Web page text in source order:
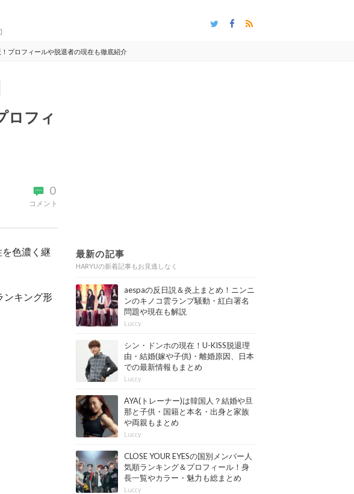
プロフィールや脱退者の現在も徹底紹介
ロフィ
0
コメント
色濃く継
ンキング形
最新の記事
HARYUの新着記事もお見逃しなく
aespaの反日説＆炎上まとめ！ニンニ
ンのキノコ雲ランプ騒動・紅白署名
問題や現在も解説
Luccy
シン・ドンホの現在！U-KISS脱退理
由・結婚(嫁や子供)・離婚原因、日本
での最新情報もまとめ
Luccy
AYA(トレーナー)は韓国人？結婚や旦
那と子供・国籍と本名・出身と家族
や両親もまとめ
Luccy
CLOSE YOUR EYESの国別メンバー人
気順ランキング＆プロフィール！身
長一覧やカラー・魅力も総まとめ
【最新版】
Luccy